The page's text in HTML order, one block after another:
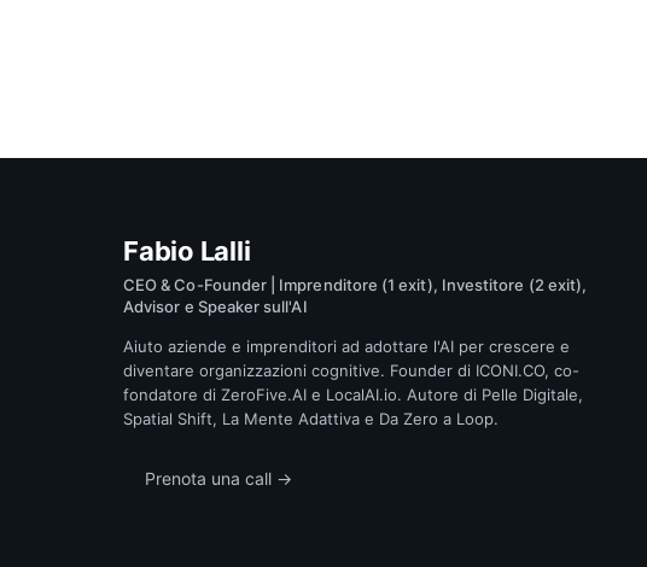
Fabio Lalli
CEO & Co-Founder | Imprenditore (1 exit), Investitore (2 exit),
Advisor e Speaker sull'AI
Aiuto aziende e imprenditori ad adottare l'AI per crescere e
diventare organizzazioni cognitive. Founder di ICONI.CO, co-
fondatore di ZeroFive.AI e LocalAI.io. Autore di Pelle Digitale,
Spatial Shift, La Mente Adattiva e Da Zero a Loop.
Prenota una call →